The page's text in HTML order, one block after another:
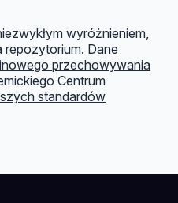
wyróżnieniem,
Dane
przechowywania
Centrum
standardów